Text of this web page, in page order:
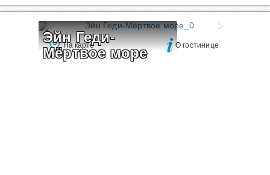
Эйн Геди-
Мёртвое море
На карте О гостинице